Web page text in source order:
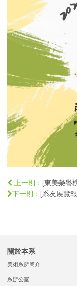
上一則： [東美榮譽
下一則： [系友展覽
關於本系
美術系所簡介
系辦公室